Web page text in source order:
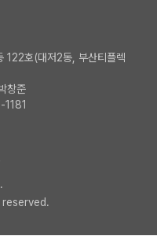
122호(대저2동, 부산티플렉
창준
reserved.